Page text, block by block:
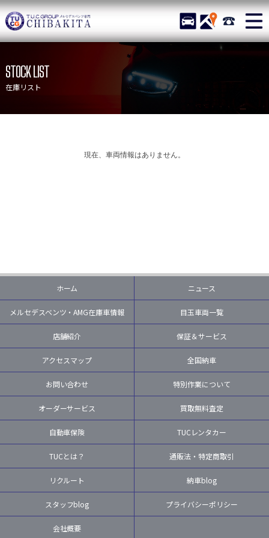
TUCグループ メルセデス
STOCK ACCESS 043-
ニュース
在庫リスト
目玉車両一覧
保証＆サービス
アクセスマップ
STOCK LIST
在庫リスト
現在、車両情報はありません。
ホーム ニュース
メルセデスベンツ・AMG在庫車情報 目玉車両一覧
店舗紹介 保証＆サービス
アクセスマップ 全国納車
お問い合わせ 特別作業について
オーダーサービス 買取無料査定
自動車保険 TUCレンタカー
TUCとは？ 通販法・特定商取引
リクルート 納車blog
スタッフblog プライバシーポリシー
会社概要